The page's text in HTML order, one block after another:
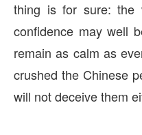
thing is for sure: the
confidence may well
remain as calm as
crushed the Chinese
will not deceive them